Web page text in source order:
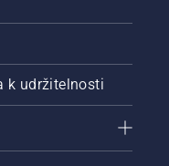
k udržitelnosti